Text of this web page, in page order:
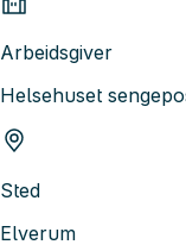
Arbeidsgiver
Helsehuset
Sted
Elverum